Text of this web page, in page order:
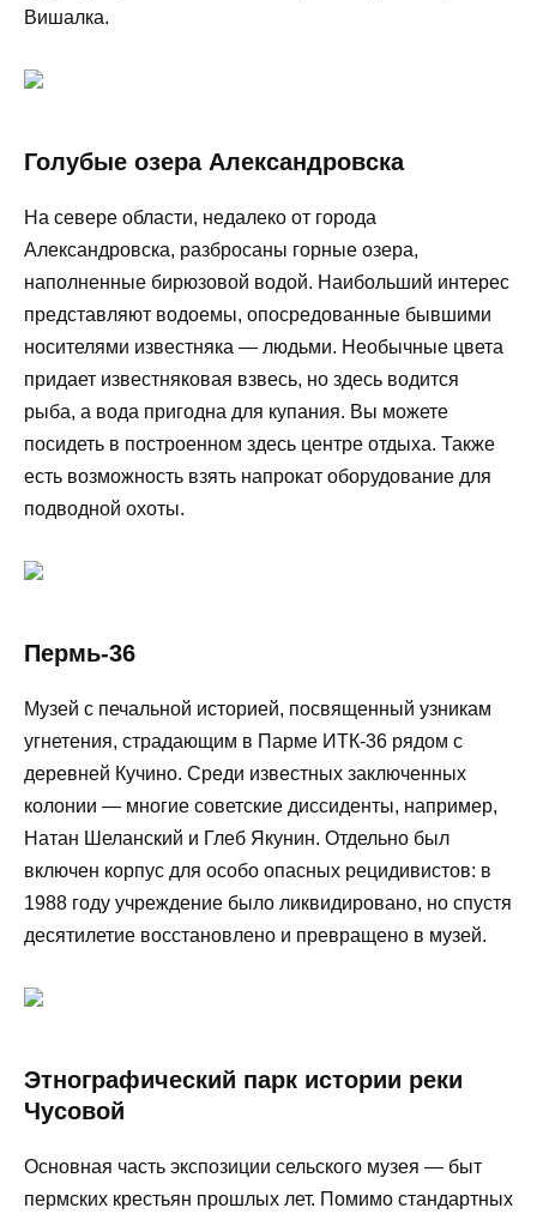
Вишалка.
Голубые озера Александровска
На севере области, недалеко от города
Александровска, разбросаны горные озера,
наполненные бирюзовой водой. Наибольший интерес
представляют водоемы, опосредованные бывшими
носителями известняка — людьми. Необычные цвета
придает известняковая взвесь, но здесь водится
рыба, а вода пригодна для купания. Вы можете
посидеть в построенном здесь центре отдыха. Также
есть возможность взять напрокат оборудование для
подводной охоты.
Пермь-36
Музей с печальной историей, посвященный узникам
угнетения, страдающим в Парме ИТК-36 рядом с
деревней Кучино. Среди известных заключенных
колонии — многие советские диссиденты, например,
Натан Шеланский и Глеб Якунин. Отдельно был
включен корпус для особо опасных рецидивистов: в
1988 году учреждение было ликвидировано, но спустя
десятилетие восстановлено и превращено в музей.
Этнографический парк истории реки
Чусовой
Основная часть экспозиции сельского музея — быт
пермских крестьян прошлых лет. Помимо стандартных